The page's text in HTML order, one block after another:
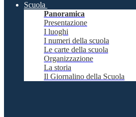
Scuola
Panoramica
Presentazione
I luoghi
I numeri della scuola
Le carte della scuola
Organizzazione
La storia
Il Giornalino della Scuola